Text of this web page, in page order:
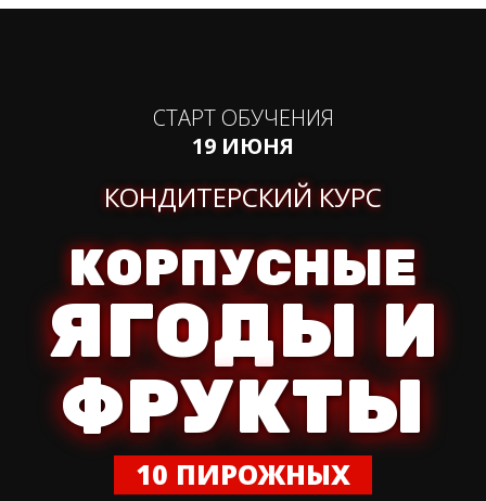
СТАРТ ОБУЧЕНИЯ
19 ИЮНЯ
КОНДИТЕРСКИЙ КУРС
КОРПУСНЫЕ
ЯГОДЫ И
ФРУКТЫ
10 ПИРОЖНЫХ